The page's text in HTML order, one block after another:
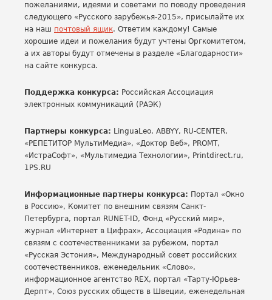
пожеланиями, идеями и советами по поводу проведения
следующего «Русского зарубежья-2015», присылайте их
на наш почтовый ящик. Ответим каждому! Самые
хорошие идеи и пожелания будут учтены Оргкомитетом,
а их авторы будут отмечены в разделе «Благодарности»
на сайте конкурса.
Поддержка конкурса: Российская Ассоциация
электронных коммуникаций (РАЭК)
Партнеры конкурса: LinguaLeo, ABBYY, RU-CENTER,
«РЕПЕТИТОР МультиМедиа», «Доктор Веб», PROMT,
«ИстраСофт», «Мультимедиа Технологии», Printdirect.ru,
1PS.RU
Информационные партнеры конкурса: Портал «Окно
в Россию», Комитет по внешним связям Санкт-
Петербурга, портал RUNET-ID, Фонд «Русский мир»,
журнал «Интернет в Цифрах», Ассоциация «Родина» по
связям с соотечественниками за рубежом, портал
«Русская Эстония», Международный совет российских
соотечественников, еженедельник «Слово»,
информационное агентство REX, портал «Тарту-Юрьев-
Дерпт», Союз русских обществ в Швеции, еженедельная